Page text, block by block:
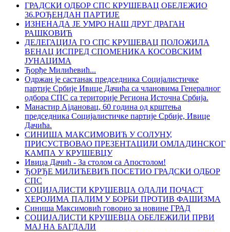
ГРАДСКИ ОДБОР СПС КРУШЕВАЦ ОБЕЛЕЖИО
36.РОЂЕНДАН ПАРТИЈЕ
ИЗНЕНАДА ЈЕ УМРО НАШ ДРУГ ДРАГАН
РАШКОВИЋ
ДЕЛЕГАЦИЈА ГО СПС КРУШЕВАЦ ПОЛОЖИЛА
ВЕНАЦ ИСПРЕД СПОМЕНИКА КОСОВСКИМ
ЈУНАЦИМА
Ђорђе Милићевић...
Одржан је састанак председника Социјалистичке
партије Србије Ивице Дачића са члановима Генералног
одбора СПС са територије Региона Источна Србија.
Манастир Ајдановац, 60 година од крштења
председника Социјалистичке партије Србије, Ивице
Дачића.
СИНИША МАКСИМОВИЋ У СОЛУНУ,
ПРИСУСТВОВАО ПРЕЗЕНТАЦИЈИ ОМЛАДИНСКОГ
КАМПА У КРУШЕВЦУ
Ивица Дачић - За столом са Апостолом!
ЂОРЂЕ МИЛИЋЕВИЋ ПОСЕТИО ГРАДСКИ ОДБОР
СПС
СОЦИЈАЛИСТИ КРУШЕВЦА ОДАЛИ ПОЧАСТ
ХЕРОЈИМА ПАЛИМ У БОРБИ ПРОТИВ ФАШИЗМА
Синиша Максимовић говорио за новине ГРАД
СОЦИЈАЛИСТИ КРУШЕВЦА ОБЕЛЕЖИЛИ ПРВИ
МАЈ НА БАГДАЛИ